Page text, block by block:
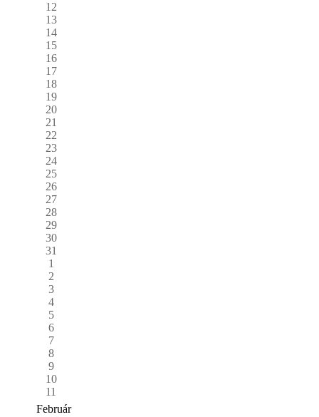
12
13
14
15
16
17
18
19
20
21
22
23
24
25
26
27
28
29
30
31
1
2
3
4
5
6
7
8
9
10
11
Február